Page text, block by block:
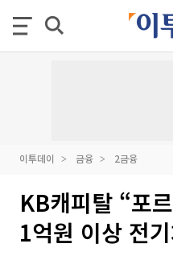
이투데이 금융 2금융
KB캐피탈 “포
1억원 이상 전